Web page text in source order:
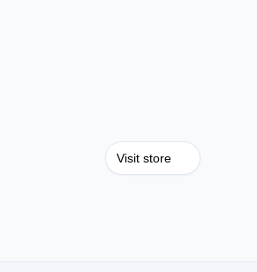
Visit store